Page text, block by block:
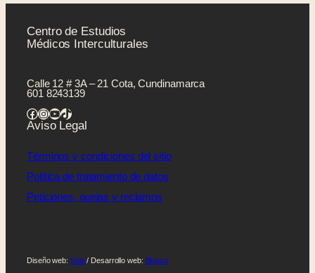
Centro de Estudios
Médicos Interculturales
Calle 12 # 3A – 21 Cota, Cundinamarca
601 8243139
Facebook InstagramYouTube TikTok
Aviso Legal
Términos y condiciones del sitio
Política de tratamiento de datos
Peticiones, quejas y reclamos
Diseño web: Sola/ Desarrollo web: Bejuco